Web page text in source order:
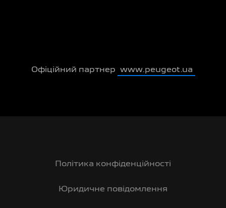
Офіційний партнер www.peugeot.ua
Політика конфіденційності
Юридичне повідомлення